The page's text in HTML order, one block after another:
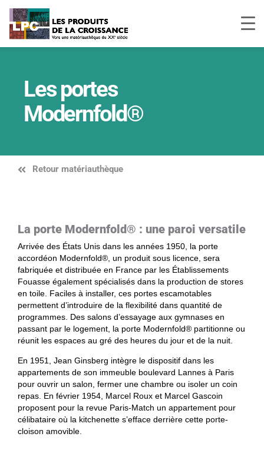
Aller
contenu
Les portes
Modernfold®
Retour matériauthèque
La porte Modernfold® : une paroi versatile
Arrivée des États Unis dans les années 1950, la porte
accordéon Modernfold®, un produit sous licence, sera
fabriquée et distribuée en France par les Établissements
Fouasse également spécialisés dans la production de stores
en toile. Faciles à installer, ces portes escamotables
permettent d’introduire de la flexibilité dans quantité de
programmes. Des salons d’essayage aux gymnases en
passant par le logement, la porte Modernfold® partitionne ou
réunit les espaces au gré des heures du jour et de la nuit.
En 1951, Jean Ginsberg intègre le dispositif dans les
appartements de son immeuble boulevard Lannes à Paris
pour ouvrir un salon, fermer une chambre ou isoler un coin
repas. En février 1954, Marcel Roux et Marcel Gascoin
proposent pour la revue Paris-Match un appartement pour
célibataire où la kitchenette s’efface derrière cette porte-
cloison amovible.